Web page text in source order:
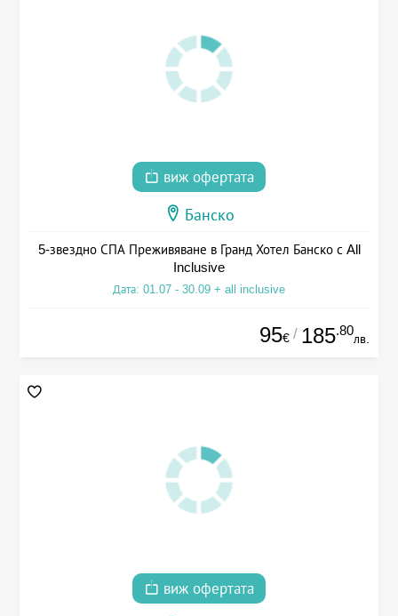
виж офертата
Банско
5-звездно СПА Преживяване в Гранд Хотел Банско с All
Inclusive
Дата: 01.07 - 30.09 + all inclusive
95€ / 185.80
лв.
виж офертата